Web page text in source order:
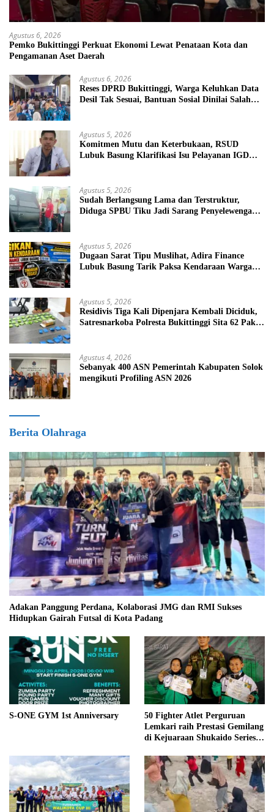
Agustus 6, 2026
Pemko Bukittinggi Perkuat Ekonomi Lewat Penataan Kota dan
Pengamanan Aset Daerah
Agustus 6, 2026
Reses DPRD Bukittinggi, Warga Keluhkan Data
Desil Tak Sesuai, Bantuan Sosial Dinilai Salah
Agustus 5, 2026
Komitmen Mutu dan Keterbukaan, RSUD
Lubuk Basung Klarifikasi Isu Pelayanan IGD
Agustus 5, 2026
Sudah Berlangsung Lama dan Terstruktur,
Diduga SPBU Tiku Jadi Sarang Penyelewengan
Agustus 5, 2026
Dugaan Sarat Tipu Muslihat, Adira Finance
Lubuk Basung Tarik Paksa Kendaraan Warga
Agustus 5, 2026
Residivis Tiga Kali Dipenjara Kembali Diciduk,
Satresnarkoba Polresta Bukittinggi Sita 62 Paket
Agustus 4, 2026
Sebanyak 400 ASN Pemerintah Kabupaten Solok
mengikuti Profiling ASN 2026
Berita Olahraga
Adakan Panggung Perdana, Kolaborasi JMG dan RMI Sukses
Hidupkan Gairah Futsal di Kota Padang
S-ONE GYM 1st Anniversary
50 Fighter Atlet Perguruan
Lemkari raih Prestasi Gemilang
di Kejuaraan Shukaido Series 1